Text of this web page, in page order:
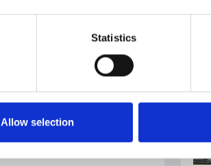
Statistics
Allow selection